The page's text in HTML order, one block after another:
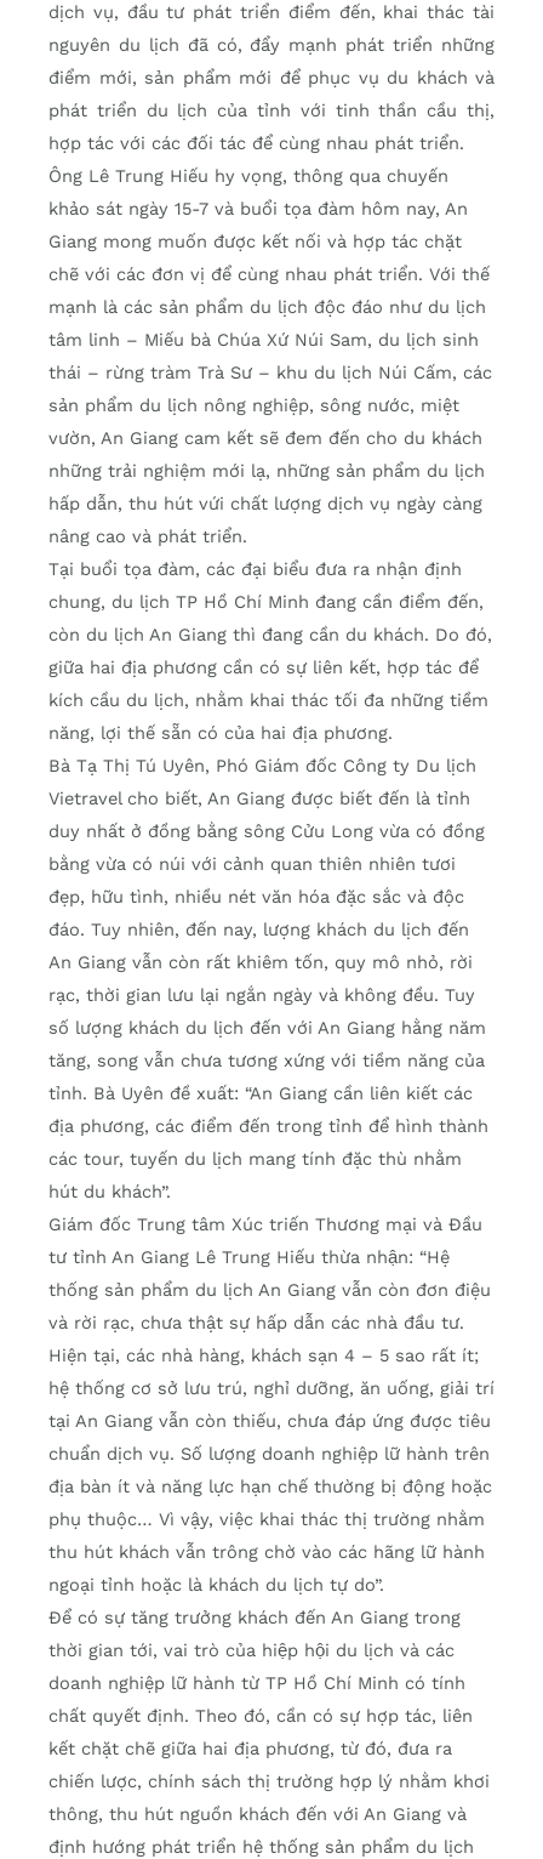
dịch vụ, đầu tư phát triển điểm đến, khai thác tài
nguyên du lịch đã có, đẩy mạnh phát triển những
điểm mới, sản phẩm mới để phục vụ du khách và
phát triển du lịch của tỉnh với tinh thần cầu thị,
hợp tác với các đối tác để cùng nhau phát triển.
Ông Lê Trung Hiếu hy vọng, thông qua chuyến
khảo sát ngày 15-7 và buổi tọa đàm hôm nay, An
Giang mong muốn được kết nối và hợp tác chặt
chẽ với các đơn vị để cùng nhau phát triển. Với thế
mạnh là các sản phẩm du lịch độc đáo như du lịch
tâm linh – Miếu bà Chúa Xứ Núi Sam, du lịch sinh
thái – rừng tràm Trà Sư – khu du lịch Núi Cấm, các
sản phẩm du lịch nông nghiệp, sông nước, miệt
vườn, An Giang cam kết sẽ đem đến cho du khách
những trải nghiệm mới lạ, những sản phẩm du lịch
hấp dẫn, thu hút vứi chất lượng dịch vụ ngày càng
nâng cao và phát triển.
Tại buổi tọa đàm, các đại biểu đưa ra nhận định
chung, du lịch TP Hồ Chí Minh đang cần điểm đến,
còn du lịch An Giang thì đang cần du khách. Do đó,
giữa hai địa phương cần có sự liên kết, hợp tác để
kích cầu du lịch, nhằm khai thác tối đa những tiềm
năng, lợi thế sẵn có của hai địa phương.
Bà Tạ Thị Tú Uyên, Phó Giám đốc Công ty Du lịch
Vietravel cho biết, An Giang được biết đến là tỉnh
duy nhất ở đồng bằng sông Cửu Long vừa có đồng
bằng vừa có núi với cảnh quan thiên nhiên tươi
đẹp, hữu tình, nhiều nét văn hóa đặc sắc và độc
đáo. Tuy nhiên, đến nay, lượng khách du lịch đến
An Giang vẫn còn rất khiêm tốn, quy mô nhỏ, rời
rạc, thời gian lưu lại ngắn ngày và không đều. Tuy
số lượng khách du lịch đến với An Giang hằng năm
tăng, song vẫn chưa tương xứng với tiềm năng của
tỉnh. Bà Uyên đề xuất: “An Giang cần liên kiết các
địa phương, các điểm đến trong tỉnh để hình thành
các tour, tuyến du lịch mang tính đặc thù nhằm
hút du khách”.
Giám đốc Trung tâm Xúc triến Thương mại và Đầu
tư tỉnh An Giang Lê Trung Hiếu thừa nhận: “Hệ
thống sản phẩm du lịch An Giang vẫn còn đơn điệu
và rời rạc, chưa thật sự hấp dẫn các nhà đầu tư.
Hiện tại, các nhà hàng, khách sạn 4 – 5 sao rất ít;
hệ thống cơ sở lưu trú, nghỉ dưỡng, ăn uống, giải trí
tại An Giang vẫn còn thiếu, chưa đáp ứng được tiêu
chuẩn dịch vụ. Số lượng doanh nghiệp lữ hành trên
địa bàn ít và năng lực hạn chế thường bị động hoặc
phụ thuộc… Vì vậy, việc khai thác thị trường nhằm
thu hút khách vẫn trông chờ vào các hãng lữ hành
ngoại tỉnh hoặc là khách du lịch tự do”.
Để có sự tăng trưởng khách đến An Giang trong
thời gian tới, vai trò của hiệp hội du lịch và các
doanh nghiệp lữ hành từ TP Hồ Chí Minh có tính
chất quyết định. Theo đó, cần có sự hợp tác, liên
kết chặt chẽ giữa hai địa phương, từ đó, đưa ra
chiến lược, chính sách thị trường hợp lý nhằm khơi
thông, thu hút nguồn khách đến với An Giang và
định hướng phát triển hệ thống sản phẩm du lịch